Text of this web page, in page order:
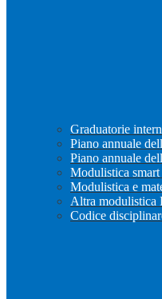
Graduatorie
Piano annuale
Piano annuale
Modulistica
Modulistica e
Altra modulistica
Codice